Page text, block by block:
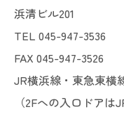
浜清ビル201
TEL 045-947-3536
FAX 045-947-3526
JR横浜線・東急東横
（2Fへの入口ドア